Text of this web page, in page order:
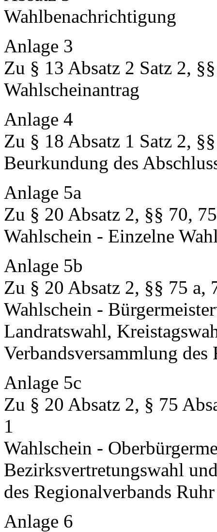
Wahlbenachrichtigung
Anlage 3
Zu § 13 Absatz 2 Satz 2,
Wahlscheinantrag
Anlage 4
Zu § 18 Absatz 1 Satz 2,
Beurkundung des
Anlage 5a
Zu § 20 Absatz 2, §§ 70,
Wahlschein - Einzelne
Anlage 5b
Zu § 20 Absatz 2, §§ 75 a,
Wahlschein -
Landratswahl,
Verbandsversammlung
Anlage 5c
Zu § 20 Absatz 2, § 75
1
Wahlschein -
Bezirksvertretungswahl
des Regionalverbands Ruhr
Anlage 6